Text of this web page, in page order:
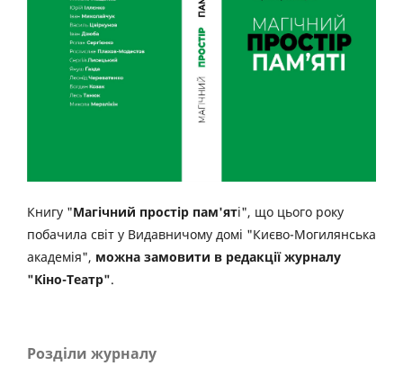
Книгу "Магічний простір пам'яті", що цього року
побачила світ у Видавничому домі "Києво-Могилянська
академія", можна замовити в редакції журналу
"Кіно-Театр".
Розділи журналу